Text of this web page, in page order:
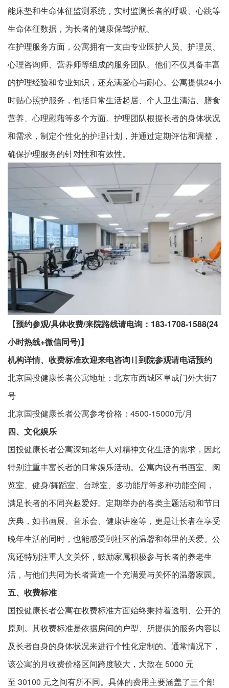
能床垫和生命体征监测系统，实时监测长者的呼吸、心跳等
生命体征数据，为长者的健康保驾护航。
在护理服务方面，公寓拥有一支由专业医护人员、护理员、
心理咨询师、营养师等组成的服务团队。他们不仅具备丰富
的护理经验和专业知识，还充满爱心与耐心。公寓提供24小
时贴心照护服务，包括日常生活起居、个人卫生清洁、膳食
营养、心理慰藉等多个方面。护理团队根据长者的身体状况
和需求，制定个性化的护理计划，并通过定期评估和调整，
确保护理服务的针对性和有效性。
【预约参观/具体收费/来院路线请电询：183-1708-1588(24
小时热线+微信同号)】
机构详情、收费标准欢迎来电咨询〢到院参观请电话预约
北京国投健康长者公寓地址：北京市西城区阜成门外大街7
号
北京国投健康长者公寓参考价格：4500-15000元/月
四、文化娱乐
国投健康长者公寓深知老年人对精神文化生活的需求，因此
特别注重丰富长者的日常娱乐活动。公寓内设有书画室、阅
览室、健身/舞蹈室、台球室、多功能厅等多种功能空间，
满足长者的不同兴趣爱好。定期举办的各类主题活动和节日
庆典，如书画展、音乐会、健康讲座等，更是让长者在享受
晚年生活的同时，也能感受到社区的温馨和邻里的关爱。公
寓还特别注重人文关怀，鼓励家属积极参与长者的养老生
活，与他们共同为长者营造一个充满爱与关怀的温馨家园。
五、收费标准
国投健康长者公寓在收费标准方面始终秉持着透明、公开的
原则。其收费标准是依据房间的户型、所提供的服务内容以
及长者自身的身体状况来进行个性化定制的。通常情况下，
该公寓的月收费价格区间跨度较大，大致在 5000 元
至 30100 元之间有所不同。具体的费用主要涵盖了三个部